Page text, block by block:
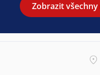
Zobrazit